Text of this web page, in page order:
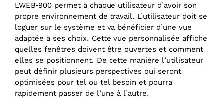
LWEB‑900 permet à chaque utilisateur d’avoir son
propre environnement de travail. L’utilisateur doit se
loguer sur le système et va bénéficier d’une vue
adaptée à ses choix. Cette vue personnalisée affiche
quelles fenêtres doivent être ouvertes et comment
elles se positionnent. De cette manière l’utilisateur
peut définir plusieurs perspectives qui seront
optimisées pour tel ou tel besoin et pourra
rapidement passer de l’une à l’autre.